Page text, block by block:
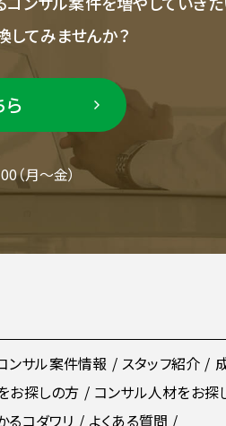
してみませんか？
（月～金）
ンサル案件情報 スタッフ紹介
お探しの方
コンサル人材をお探
るコダワリ
よくある質問